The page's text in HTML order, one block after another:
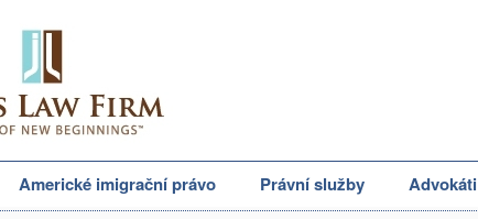
Americké imigrační právo Právní služby Advokáti